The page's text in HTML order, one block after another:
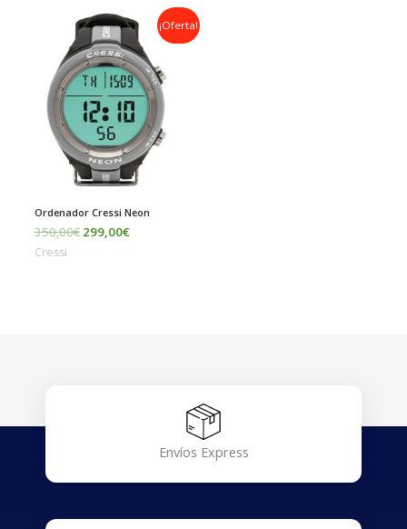
¡Oferta!
Ordenador Cressi Neon
350,00€
El
precio
original
era:
350,00€.
299,00€
El
precio
actual
es:
299,00€.
Cressi
Envíos Express